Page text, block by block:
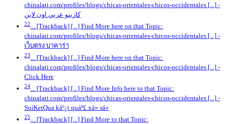
chinalati.com/profiles/blogs/chicas-orientales-chicos-occidentales [...] -
كازينو عربي اون لاين
22... [Trackback] [...] Find More here on that Topic:
chinalati.com/profiles/blogs/chicas-orientales-chicos-occidentales [...] -
เว็บตรง บาคาร่า
23
... [Trackback] [...] Find More here on that Topic:
chinalati.com/profiles/blogs/chicas-orientales-chicos-occidentales [...] -
Click Here
24... [Trackback] [...] Find More Info here to that Topic:
chinalati.com/profiles/blogs/chicas-orientales-chicos-occidentales [...] -
SoiKetQua káº¿t quáº£ xá» sá»
25... [Trackback] [...] Find More to that Topic: